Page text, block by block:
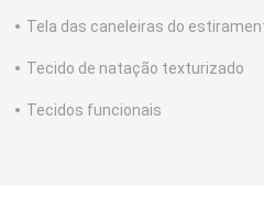
Tela das caneleiras do
Tecido de natação texturizado
Tecidos funcionais